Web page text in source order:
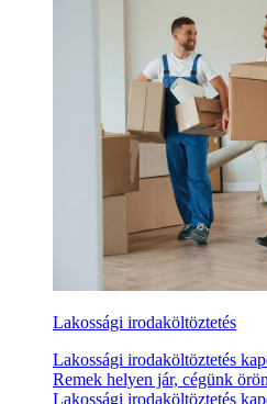
Lakossági irodaköltöztetés
Lakossági irodaköltöztetés
Remek helyen jár, cégünk
Lakossági irodaköltöztetés